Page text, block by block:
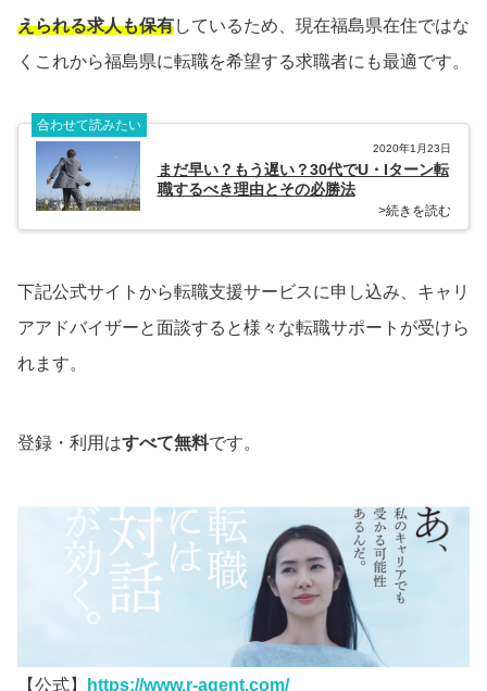
えられる求人も保有しているため、現在福島県在住ではな
くこれから福島県に転職を希望する求職者にも最適です。
合わせて読みたい
2020年1月23日
まだ早い？もう遅い？30代でU・Iターン転
職するべき理由とその必勝法
>続きを読む
下記公式サイトから転職支援サービスに申し込み、キャリ
アアドバイザーと面談すると様々な転職サポートが受けら
れます。
登録・利用はすべて無料です。
【公式】
https://www.r-agent.com/